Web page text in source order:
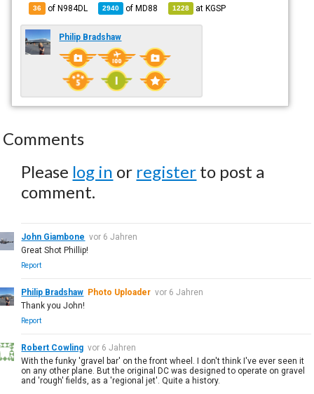
36 of N984DL 2940 ofMD88 1228 atKGSP
Philip Bradshaw
Comments
Please log in or register to post a
comment.
John Giambone vor 6 Jahren
Great Shot Phillip!
Report
Philip Bradshaw Photo Uploader vor 6 Jahren
Thank you John!
Report
Robert Cowling vor 6 Jahren
With the funky 'gravel bar' on the front wheel. I don't think I've ever seen it
on any other plane. But the original DC was designed to operate on gravel
and 'rough' fields, as a 'regional jet'. Quite a history.